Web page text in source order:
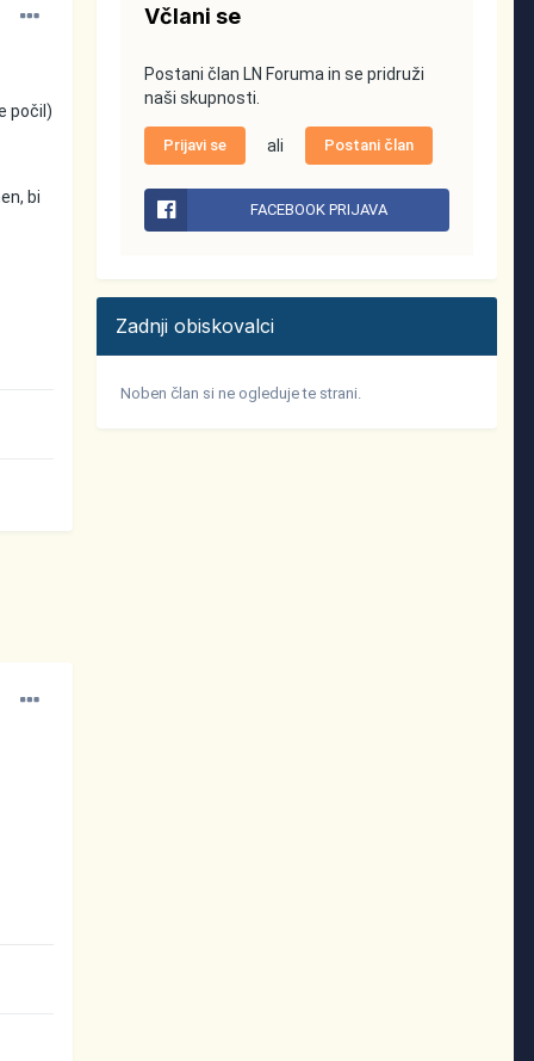
počil)
bi
Včlani se
Postani član LN Foruma in se pridruži
naši skupnosti.
Prijavi se ali Postani član
FACEBOOK PRIJAVA
Zadnji obiskovalci
Noben član si ne ogleduje te strani.